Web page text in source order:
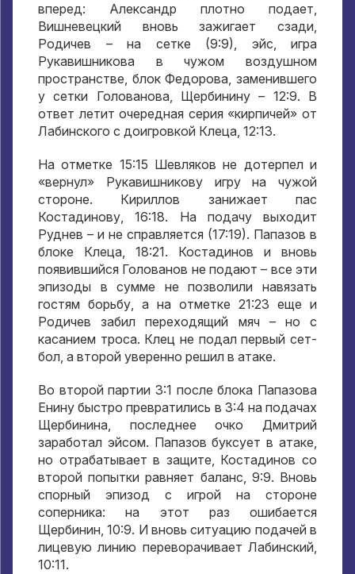
вперед: Александр плотно подает,
Вишневецкий вновь зажигает сзади,
Родичев – на сетке (9:9), эйс, игра
Рукавишникова в чужом воздушном
пространстве, блок Федорова, заменившего
у сетки Голованова, Щербинину – 12:9. В
ответ летит очередная серия «кирпичей» от
Лабинского с доигровкой Клеца, 12:13.
На отметке 15:15 Шевляков не дотерпел и
«вернул» Рукавишникову игру на чужой
стороне. Кириллов занижает пас
Костадинову, 16:18. На подачу выходит
Руднев – и не справляется (17:19). Папазов в
блоке Клеца, 18:21. Костадинов и вновь
появившийся Голованов не подают – все эти
эпизоды в сумме не позволили навязать
гостям борьбу, а на отметке 21:23 еще и
Родичев забил переходящий мяч – но с
касанием троса. Клец не подал первый сет-
бол, а второй уверенно решил в атаке.
Во второй партии 3:1 после блока Папазова
Енину быстро превратились в 3:4 на подачах
Щербинина, последнее очко Дмитрий
заработал эйсом. Папазов буксует в атаке,
но отрабатывает в защите, Костадинов со
второй попытки равняет баланс, 9:9. Вновь
спорный эпизод с игрой на стороне
соперника: на этот раз ошибается
Щербинин, 10:9. И вновь ситуацию подачей в
лицевую линию переворачивает Лабинский,
10:11.